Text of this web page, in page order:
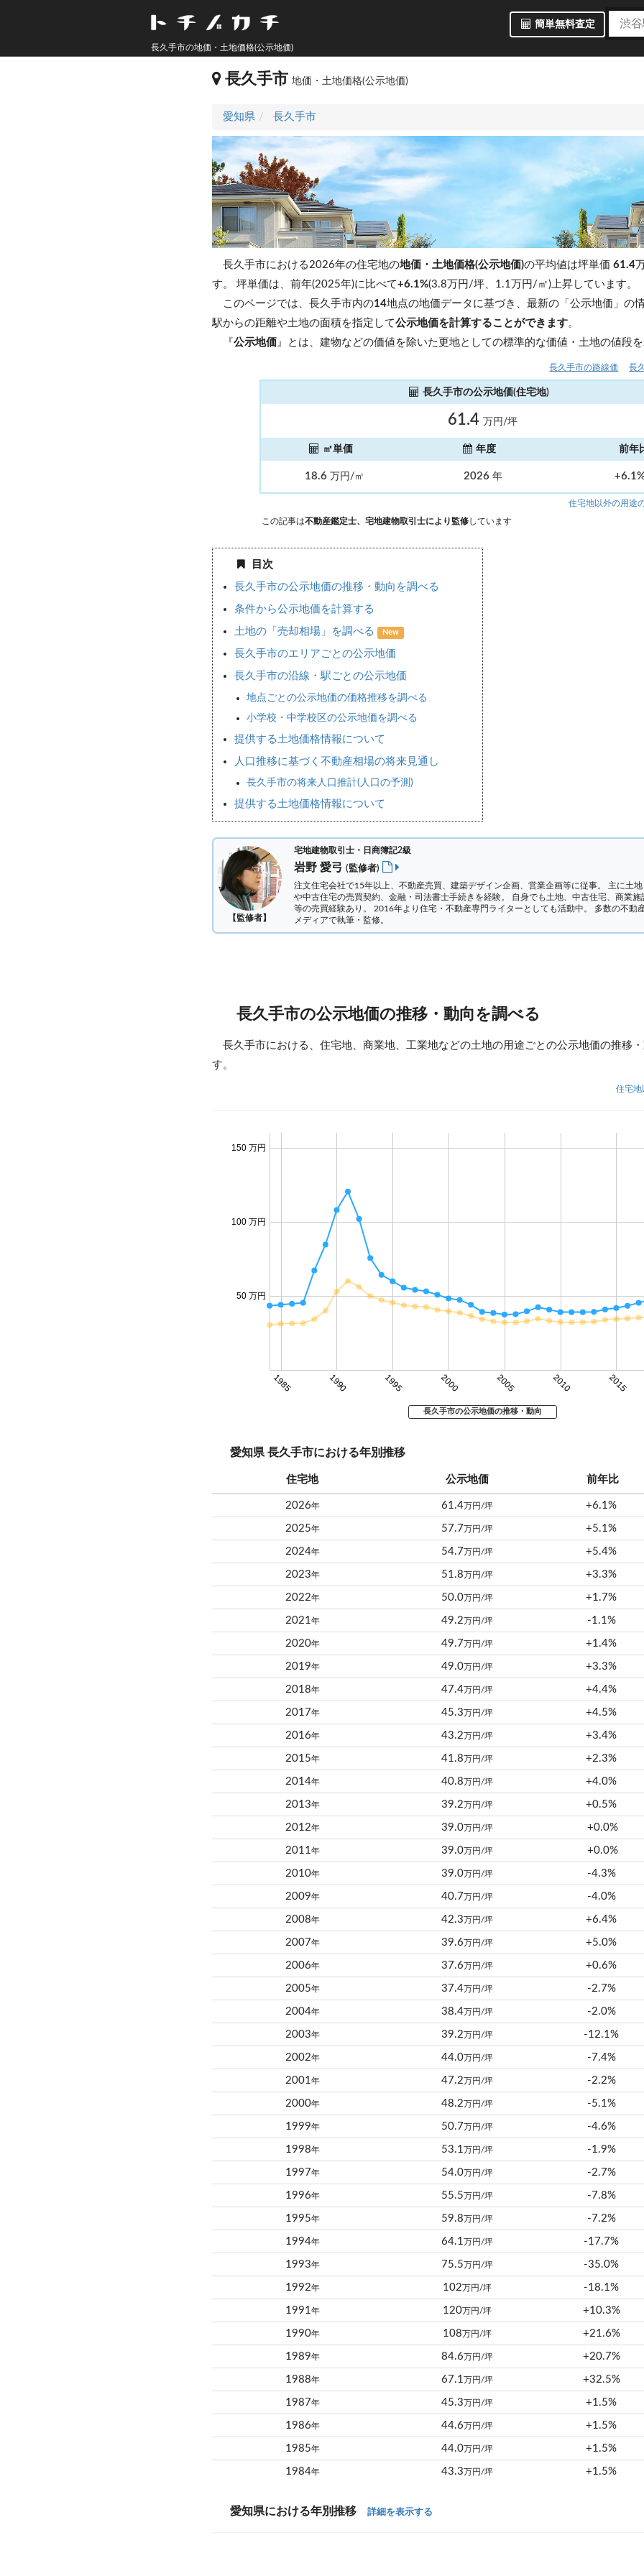
簡単無料査定
長久手市の地価・土地価格(公示地価)
長久手市地価・土地価格(公示地価)
愛知県 長久手市
長久手市における2026年の住宅地の地価・土地価格(公示地価)の平均値は坪単価61.4
す。坪単価は、前年(2025年)に比べて+6.1%(3.8万円/坪、1.1万円/㎡)上昇しています。
このページでは、長久手市内の14地点の地価データに基づき、最新の「公示地価」の
駅からの距離や土地の面積を指定して公示地価を計算することができます。
『公示地価 』とは、建物などの価値を除いた更地としての標準的な価値・土地の値段
長久手市の路線価 長
長久手市の公示地価(住宅地)
61.4万円/坪
㎡単価 年度 前年
18.6万円/㎡ 2026 年
住宅地以外の用途
この記事は不動産鑑定士、宅地建物取引士により監修しています
目次
長久手市の公示地価の推移・動向を調べる
条件から公示地価を計算する
土地の「売却相場」を調べる New
長久手市のエリアごとの公示地価
長久手市の沿線・駅ごとの公示地価
地点ごとの公示地価の価格推移を調べる
小学校・中学校区の公示地価を調べる
提供する土地価格情報について
人口推移に基づく不動産相場の将来見通し
長久手市の将来人口推計(人口の予測)
提供する土地価格情報について
【監修者】
宅地建物取引士・日商簿記2級
岩野 愛弓(監修者)
注文住宅会社で15年以上、不動産売買、建築デザイン企画、営業企画等に従事。 主に土地
や中古住宅の売買契約、金融・司法書士手続きを経験。 自身でも土地、中古住宅、商業施
等の売買経験あり。 2016年より住宅・不動産専門ライターとしても活動中。 多数の不動
メディアで執筆・監修。
長久手市の公示地価の推移・動向を調べる
長久手市における、住宅地、商業地、工業地などの土地の用途ごとの公示地価の推移
す。
住宅地
1985 1990 1995 2000 2005 2010 2015
50 万円
100 万円
150 万円
長久手市の公示地価の推移・動向
愛知県 長久手市における年別推移
住宅地 公示地価 前年比
2026年 61.4 万円/坪 +6.1%
2025年 57.7 万円/坪 +5.1%
2024年 54.7 万円/坪 +5.4%
2023年 51.8 万円/坪 +3.3%
2022年 50.0 万円/坪 +1.7%
2021年 49.2 万円/坪 -1.1%
2020年 49.7 万円/坪 +1.4%
2019年 49.0 万円/坪 +3.3%
2018年 47.4 万円/坪 +4.4%
2017年 45.3 万円/坪 +4.5%
2016年 43.2 万円/坪 +3.4%
2015年 41.8 万円/坪 +2.3%
2014年 40.8 万円/坪 +4.0%
2013年 39.2 万円/坪 +0.5%
2012年 39.0 万円/坪 +0.0%
2011年 39.0 万円/坪 +0.0%
2010年 39.0 万円/坪 -4.3%
2009年 40.7 万円/坪 -4.0%
2008年 42.3 万円/坪 +6.4%
2007年 39.6 万円/坪 +5.0%
2006年 37.6 万円/坪 +0.6%
2005年 37.4 万円/坪 -2.7%
2004年 38.4 万円/坪 -2.0%
2003年 39.2 万円/坪 -12.1%
2002年 44.0 万円/坪 -7.4%
2001年 47.2 万円/坪 -2.2%
2000年 48.2 万円/坪 -5.1%
1999年 50.7 万円/坪 -4.6%
1998年 53.1 万円/坪 -1.9%
1997年 54.0 万円/坪 -2.7%
1996年 55.5 万円/坪 -7.8%
1995年 59.8 万円/坪 -7.2%
1994年 64.1 万円/坪 -17.7%
1993年 75.5 万円/坪 -35.0%
1992年 102 万円/坪 -18.1%
1991年 120 万円/坪 +10.3%
1990年 108 万円/坪 +21.6%
1989年 84.6 万円/坪 +20.7%
1988年 67.1 万円/坪 +32.5%
1987年 45.3 万円/坪 +1.5%
1986年 44.6 万円/坪 +1.5%
1985年 44.0 万円/坪 +1.5%
1984年 43.3 万円/坪 +1.5%
愛知県における年別推移 詳細を表示する